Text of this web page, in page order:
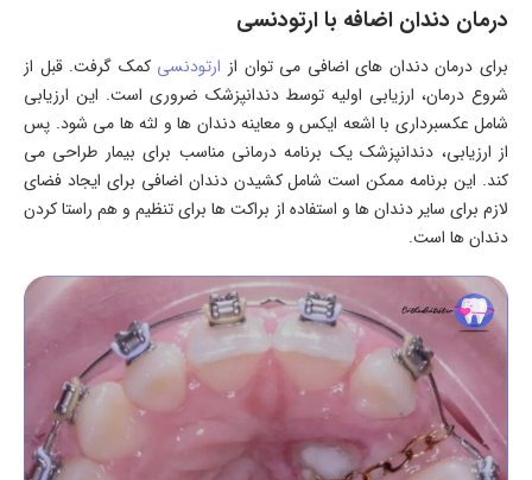
درمان دندان اضافه با ارتودنسی
برای درمان دندان های اضافی می توان از ارتودنسی کمک گرفت. قبل از
شروع درمان، ارزیابی اولیه توسط دندانپزشک ضروری است. این ارزیابی
شامل عکسبرداری با اشعه ایکس و معاینه دندان ها و لثه ها می شود. پس
از ارزیابی، دندانپزشک یک برنامه درمانی مناسب برای بیمار طراحی می
کند. این برنامه ممکن است شامل کشیدن دندان اضافی برای ایجاد فضای
لازم برای سایر دندان ها و استفاده از براکت ها برای تنظیم و هم راستا کردن
دندان ها است.